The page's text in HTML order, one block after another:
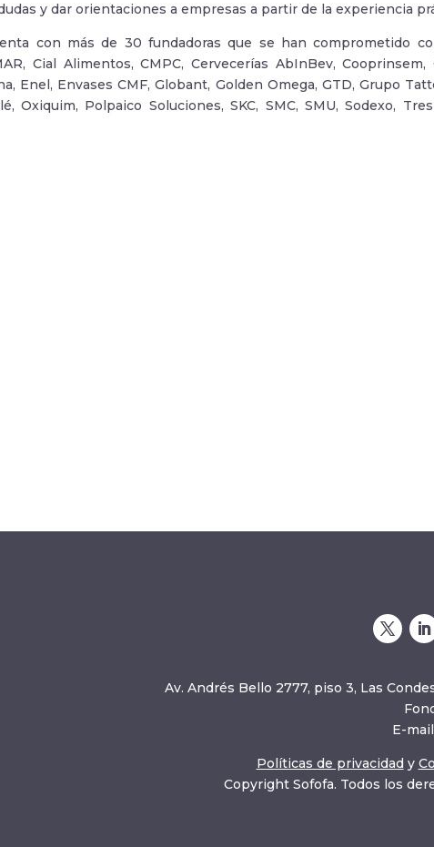
y dar orientaciones a empresas a partir de la experiencia
con más de 30 fundadoras que se han comprometido
Cial Alimentos, CMPC, Cervecerías AbInBev, Cooprinsem,
Enel, Envases CMF, Globant, Golden Omega, GTD, Grupo
Oxiquim, Polpaico Soluciones, SKC, SMC, SMU, Sodexo,
Av. Andrés Bello 2777, piso 3, Las
E-
Políticas de privacidad y
Copyright Sofofa. Todos los